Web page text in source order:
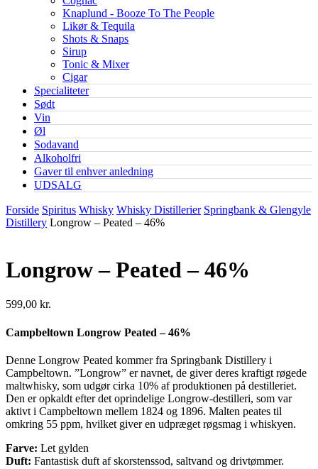
Knaplund - Booze To The People
Likør & Tequila
Shots & Snaps
Sirup
Tonic & Mixer
Cigar
Specialiteter
Sødt
Vin
Øl
Sodavand
Alkoholfri
Gaver til enhver anledning
UDSALG
Forside Spiritus Whisky Whisky Distillerier Springbank & Glengyle
Distillery Longrow – Peated – 46%
Longrow – Peated – 46%
599,00 kr.
Campbeltown Longrow Peated – 46%
Denne Longrow Peated kommer fra Springbank Distillery i
Campbeltown. ”Longrow” er navnet, de giver deres kraftigt røgede
maltwhisky, som udgør cirka 10% af produktionen på destilleriet.
Den er opkaldt efter det oprindelige Longrow-destilleri, som var
aktivt i Campbeltown mellem 1824 og 1896. Malten peates til
omkring 55 ppm, hvilket giver en udpræget røgsmag i whiskyen.
Farve: Let gylden
Duft: Fantastisk duft af skorstenssod, saltvand og drivtømmer.